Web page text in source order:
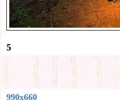
5
990x660